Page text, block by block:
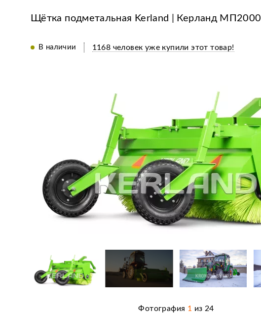
Щётка подметальная Kerland | Керланд МП2000
В наличии 1168 человек уже купили этот товар!
Фотография 1 из 24